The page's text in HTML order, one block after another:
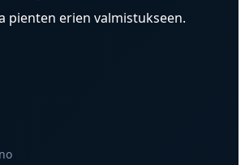
pienten erien valmistukseen.